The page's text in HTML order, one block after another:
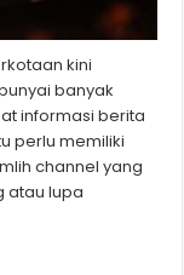
kini
banyak
informasi berita
perlu memiliki
channel yang
atau lupa